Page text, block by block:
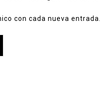
con cada nueva entrada.